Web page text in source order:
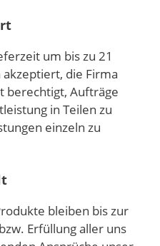
um bis zu 21
akzeptiert, die Firma
berechtigt, Aufträge
in Teilen zu
einzeln zu
bleiben bis zur
Erfüllung aller uns